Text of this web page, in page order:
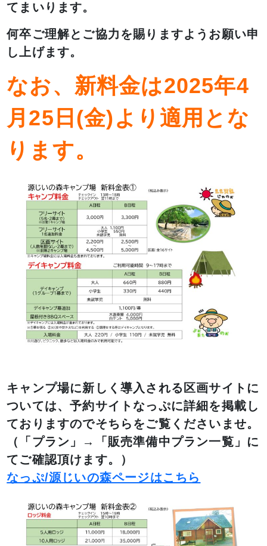
てまいります。
何卒ご理解とご協力を賜りますようお願い申
し上げます。
なお、新料金は2025年4
月25日(金)より適用とな
ります。
キャンプ場に新しく導入される区画サイトに
ついては、予約サイトなっぷに詳細を掲載し
ておりますのでそちらをご覧くださいませ。
（「プラン」→「販売準備中プラン一覧」に
てご確認頂けます。）
なっぷ/源じいの森ページはこちら